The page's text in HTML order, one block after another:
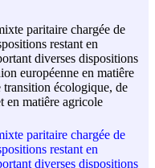
paritaire chargée de
restant en
diverses dispositions
européenne en matiêre
écologique, de
en matiêre agricole
paritaire chargée de
restant en
diverses dispositions